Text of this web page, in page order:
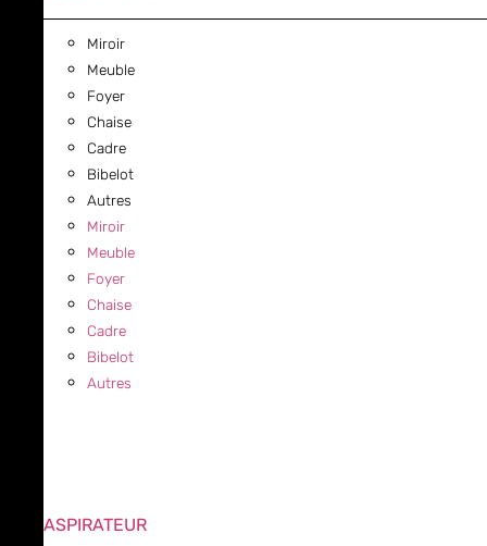
Miroir
Meuble
Foyer
Chaise
Cadre
Bibelot
Autres
Miroir
Meuble
Foyer
Chaise
Cadre
Bibelot
Autres
ASPIRATEUR